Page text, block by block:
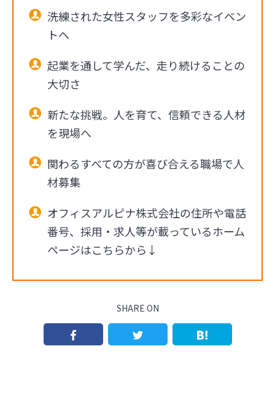
洗練された女性スタッフを多彩なイベン
トへ
起業を通して学んだ、走り続けることの
大切さ
新たな挑戦。人を育て、信頼できる人材
を現場へ
関わるすべての方が喜び合える職場で人
材募集
オフィスアルピナ株式会社の住所や電話
番号、採用・求人等が載っているホーム
ページはこちらから↓
SHARE ON